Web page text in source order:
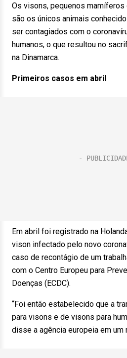
Os visons, pequenos
são os únicos animais
ser contagiados com o
humanos, o que resultou no
na Dinamarca.
Primeiros casos em abril
Em abril foi registrado na
vison infectado pelo novo
caso de recontágio de um
com o Centro Europeu para
Doenças (ECDC).
“Foi então estabelecido que a
para visons e de visons para
disse a agência europeia em um